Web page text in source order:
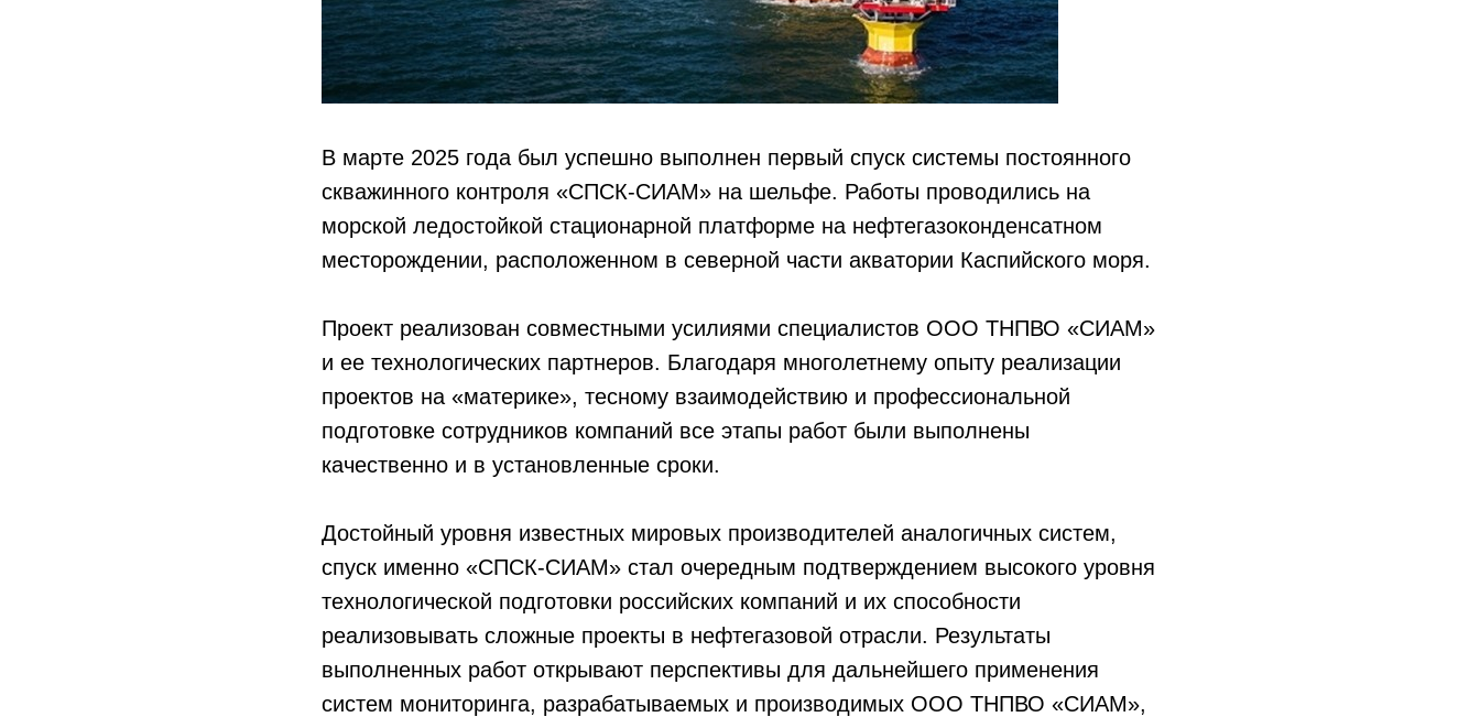
В марте 2025 года был успешно выполнен первый спуск системы постоянного
скважинного контроля «СПСК-СИАМ» на шельфе. Работы проводились на
морской ледостойкой стационарной платформе на нефтегазоконденсатном
месторождении, расположенном в северной части акватории Каспийского моря.
Проект реализован совместными усилиями специалистов ООО ТНПВО «СИАМ»
и ее технологических партнеров. Благодаря многолетнему опыту реализации
проектов на «материке», тесному взаимодействию и профессиональной
подготовке сотрудников компаний все этапы работ были выполнены
качественно и в установленные сроки.
Достойный уровня известных мировых производителей аналогичных систем,
спуск именно «СПСК-СИАМ» стал очередным подтверждением высокого уровня
технологической подготовки российских компаний и их способности
реализовывать сложные проекты в нефтегазовой отрасли. Результаты
выполненных работ открывают перспективы для дальнейшего применения
систем мониторинга, разрабатываемых и производимых ООО ТНПВО «СИАМ»,